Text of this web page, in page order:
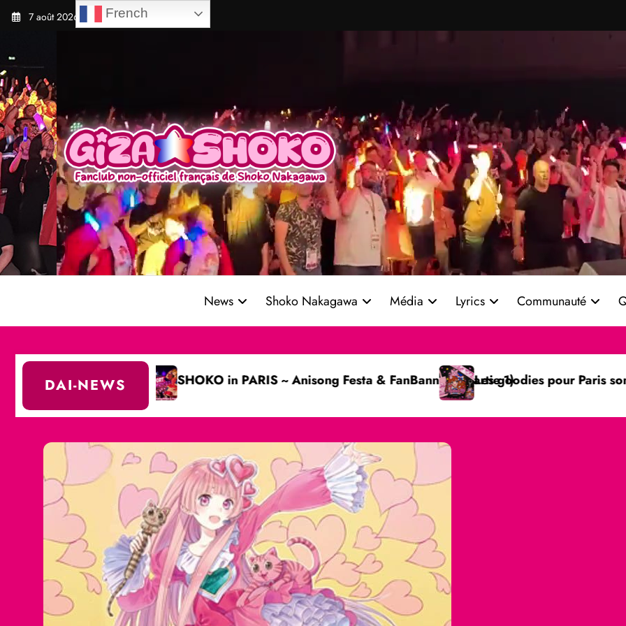
Aller
7 août 2026
News Shoko Nakagawa Média Lyrics Communauté
DAI-NEWS
(partie 2) SHOKO in PARIS ~ Anisong Festa & FanBanner ! (Partie 1)Les goodies pour Paris sont là !
French